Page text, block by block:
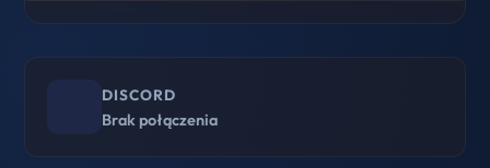
DISCORD
Brak połączenia